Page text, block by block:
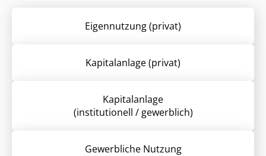
Eigennutzung (privat)
Kapitalanlage (privat)
Kapitalanlage
(institutionell / gewerblich)
Gewerbliche Nutzung